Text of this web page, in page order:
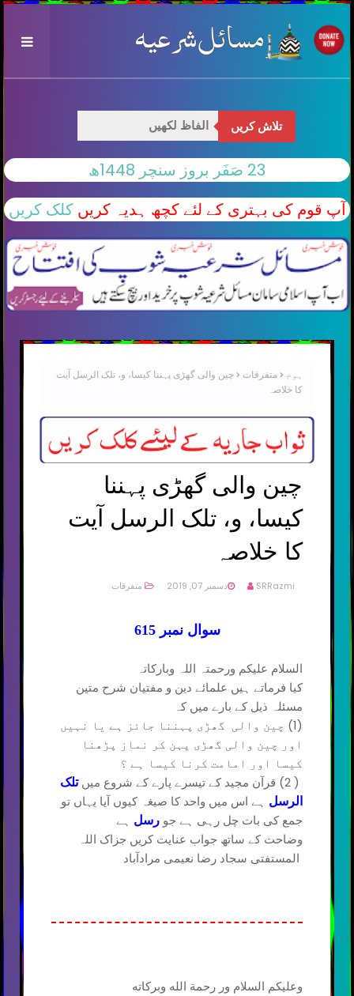
تلاش کریں
23 صَفَر بروز سنچر 1448ھ
آپ قوم کی بہتری کے لئے کچھ ہدیہ کریںکلک کریں
ہوم متفرقات
چین والی گھڑی پہننا کیسا، و، تلک الرسل آیت
کا خلاصہ
چین والی گھڑی پہننا
کیسا، و، تلک الرسل آیت
کا خلاصہ
SRRazmi دسمبر 07, 2019 متفرقات
سوال نمبر 615
السلام علیکم ورحمتہ اللہ وبارکاتہ
کیا فرماتے ہیں علمائے دین و مفتیان شرح متین
مسئلہ ذیل کے بارے میں کہ
(1) چین والی گھڑی پہننا جائز ہے یا نہیں
اور چین والی گھڑی پہن کر نماز پڑھنا
کیسا اور امامت کرنا کیسا ہے ؟
( 2) قرآن مجید کے تیسرے پارے کے شروع میں
تلک
الرسل ہے اس میں واحد کا صیغہ کیوں آیا یہاں تو
جمع کی بات چل رہی ہے جو رسل ہے
وضاحت کے ساتھ جواب عنایت کریں جزاک اللہ
المستفتی سجاد رضا نعیمی مرادآباد
وعلیکم السلام ور رحمة الله وبركاته